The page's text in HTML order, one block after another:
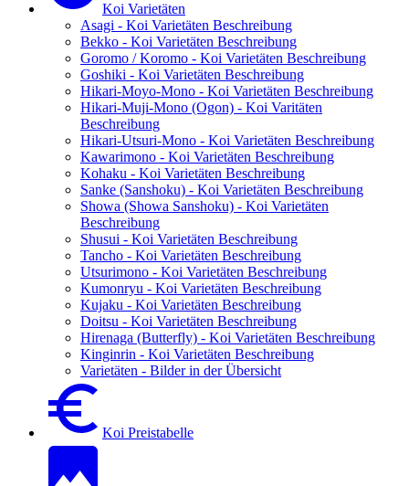
Koi Varietäten
Asagi - Koi Varietäten Beschreibung
Bekko - Koi Varietäten Beschreibung
Goromo / Koromo - Koi Varietäten Beschreibung
Goshiki - Koi Varietäten Beschreibung
Hikari-Moyo-Mono - Koi Varietäten Beschreibung
Hikari-Muji-Mono (Ogon) - Koi Varitäten
Beschreibung
Hikari-Utsuri-Mono - Koi Varietäten Beschreibung
Kawarimono - Koi Varietäten Beschreibung
Kohaku - Koi Varietäten Beschreibung
Sanke (Sanshoku) - Koi Varietäten Beschreibung
Showa (Showa Sanshoku) - Koi Varietäten
Beschreibung
Shusui - Koi Varietäten Beschreibung
Tancho - Koi Varietäten Beschreibung
Utsurimono - Koi Varietäten Beschreibung
Kumonryu - Koi Varietäten Beschreibung
Kujaku - Koi Varietäten Beschreibung
Doitsu - Koi Varietäten Beschreibung
Hirenaga (Butterfly) - Koi Varietäten Beschreibung
Kinginrin - Koi Varietäten Beschreibung
Varietäten - Bilder in der Übersicht
Koi Preistabelle